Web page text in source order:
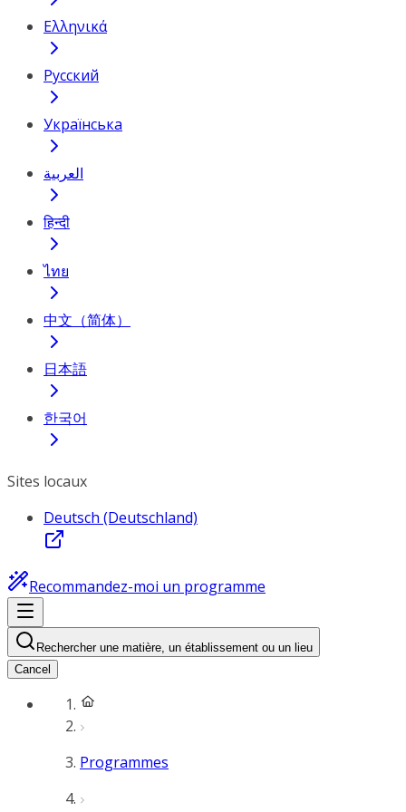
Ελληνικά
Русский
Українська
العربية
हिन्दी
ไทย
中文（简体）
日本語
한국어
Sites locaux
Deutsch (Deutschland)
Recommandez-moi un programme
Rechercher une matière, un établissement ou un lieu
Cancel
Programmes